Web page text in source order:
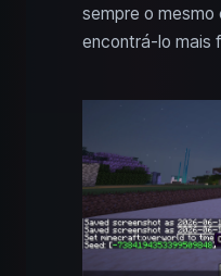
sempre o mesmo
encontrá‑lo mais